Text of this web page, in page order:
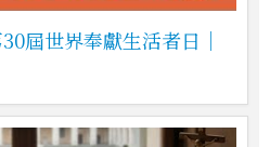
屆世界奉獻生活者日｜